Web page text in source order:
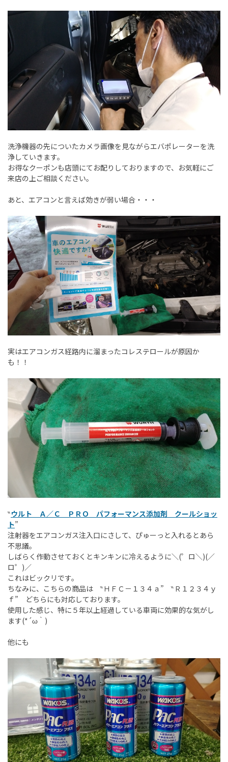
洗浄機器の先についたカメラ画像を見ながらエバポレーターを洗
浄していきます。
お得なクーポンも店頭にてお配りしておりますので、お気軽にご
来店の上ご相談ください。
あと、エアコンと言えば効きが弱い場合・・・
実はエアコンガス経路内に溜まったコレステロールが原因か
も！！
‶ウルト Ａ／Ｃ ＰＲＯ パフォーマンス添加剤 クールショッ
ト”
注射器をエアコンガス注入口にさして、ぴゅーっと入れるとあら
不思議。
しばらく作動させておくとキンキンに冷えるように＼(゜ロ＼)(／
ロ゜)／
これはビックリです。
ちなみに、こちらの商品は ‶ＨＦＣ－１３４ａ” ‶Ｒ１２３４ｙ
ｆ” どちらにも対応しております。
使用した感じ、特に５年以上経過している車両に効果的な気がし
ます(*´ω｀)
他にも